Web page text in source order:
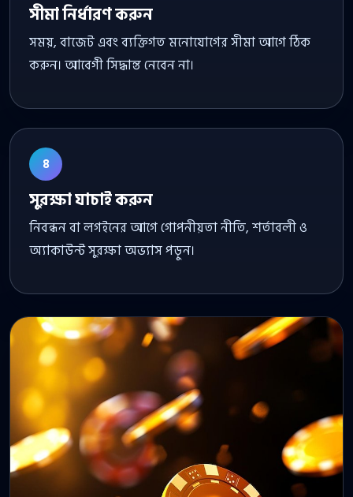
সীমা নির্ধারণ করুন
সময়, বাজেট এবং ব্যক্তিগত মনোযোগের সীমা আগে ঠিক
করুন। আবেগী সিদ্ধান্ত নেবেন না।
৪
সুরক্ষা যাচাই করুন
নিবন্ধন বা লগইনের আগে গোপনীয়তা নীতি, শর্তাবলী ও
অ্যাকাউন্ট সুরক্ষা অভ্যাস পড়ুন।